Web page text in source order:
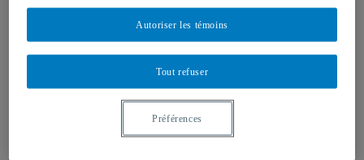
Ordres du jour
Procès-verbaux
Document pour consultation – CE
Section réservée aux membres – CE
Index général et résolutions
Tout refuser
Autoriser les témoins
Préférences